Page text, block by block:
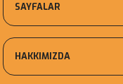
SAYFALAR
HAKKIMIZDA